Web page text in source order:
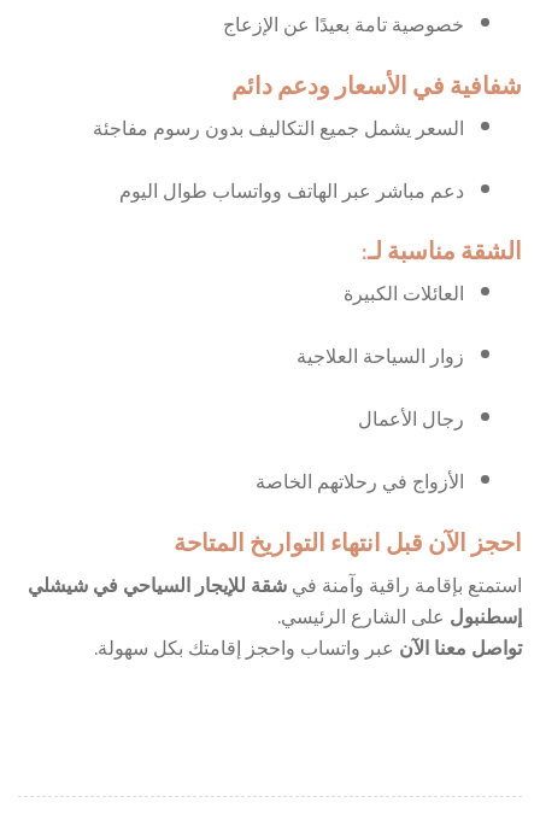
خصوصية تامة بعيدًا عن الإزعاج
شفافية في الأسعار ودعم دائم
السعر يشمل جميع التكاليف بدون رسوم مفاجئة
دعم مباشر عبر الهاتف وواتساب طوال اليوم
الشقة مناسبة لـ:
العائلات الكبيرة
زوار السياحة العلاجية
رجال الأعمال
الأزواج في رحلاتهم الخاصة
احجز الآن قبل انتهاء التواريخ المتاحة
استمتع بإقامة راقية وآمنة فيشقة للإيجار السياحي في شيشلي
إسطنبول على الشارع الرئيسي.
تواصل معنا الآن عبر واتساب واحجز إقامتك بكل سهولة.